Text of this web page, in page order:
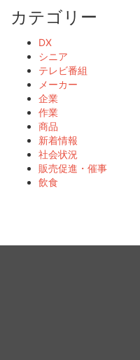
カテゴリー
DX
シニア
テレビ番組
メーカー
企業
作業
商品
新着情報
社会状況
販売促進・催事
飲食